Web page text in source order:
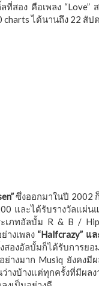
ลที่สอง คือเพลง
charts ได้นานถึง 22 สัป
ซึ่งออกมาในปี 2002
และได้รับรางวัลแผ่
เภทอัลบั้ม R & B /
างเพลง “Halfcrazy” แ
องอัลบั้มก็ได้รับการยอ
ย่างมาก Musiq ยังคงมี
ว่างบ้างแต่ทุกครั้งที่มีผล